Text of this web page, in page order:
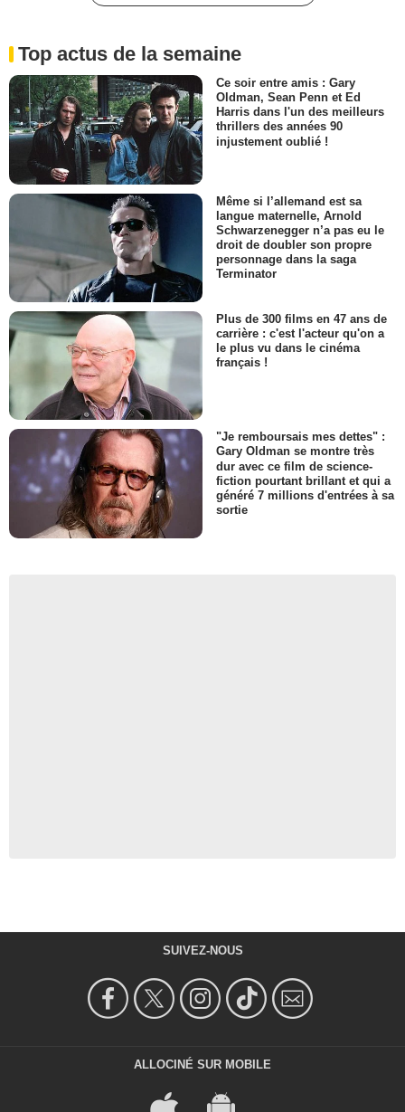
Top actus de la semaine
Ce soir entre amis : Gary
Oldman, Sean Penn et Ed
Harris dans l'un des meilleurs
thrillers des années 90
injustement oublié !
Même si l’allemand est sa
langue maternelle, Arnold
Schwarzenegger n’a pas eu le
droit de doubler son propre
personnage dans la saga
Terminator
Plus de 300 films en 47 ans de
carrière : c'est l'acteur qu'on a
le plus vu dans le cinéma
français !
"Je remboursais mes dettes" :
Gary Oldman se montre très
dur avec ce film de science-
fiction pourtant brillant et qui a
généré 7 millions d'entrées à sa
sortie
SUIVEZ-NOUS
ALLOCINÉ SUR MOBILE